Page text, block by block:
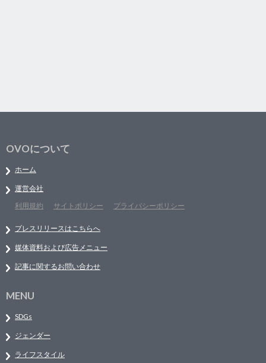
OVOについて
ホーム
運営会社
利用規約
サイトポリシー プライバシーポリシー
プレスリリースはこちらへ
媒体資料および広告メニュー
記事に関するお問い合わせ
MENU
SDGs
ジェンダー
ライフスタイル